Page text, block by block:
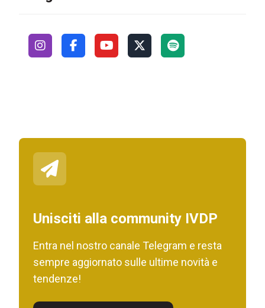
Unisciti alla community IVDP
Entra nel nostro canale Telegram e resta
sempre aggiornato sulle ultime novità e
tendenze!